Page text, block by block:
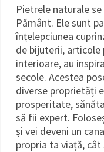
Pietrele naturale
Pământ. Ele sunt
înțelepciunea
de bijuterii, articole
interioare, au
secole. Acestea
diverse proprietăți
prosperitate,
să fii expert.
și vei deveni un
propria ta viață,